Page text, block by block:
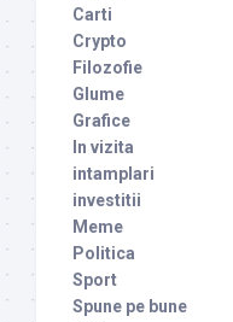
Carti
Crypto
Filozofie
Glume
Grafice
In vizita
intamplari
investitii
Meme
Politica
Sport
Spune pe bune